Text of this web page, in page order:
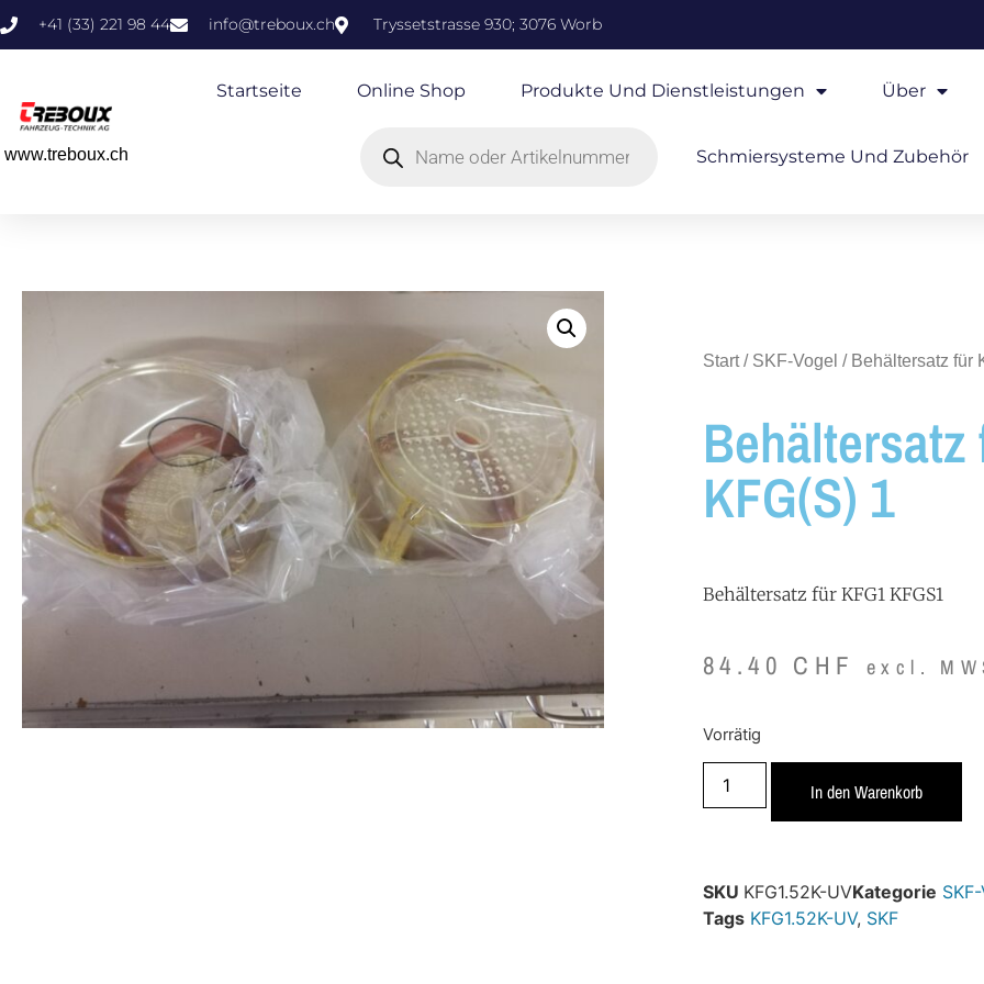
+41 (33) 221 98 44 info@treboux.ch Tryssetstrasse 930; 3076 Worb
www.treboux.ch
Startseite Online Shop Produkte Und Dienstleistungen Über
Schmiersysteme Und Zubehör
Start/ SKF-Vogel / Behältersatz für
Behältersatz
KFG(S) 1
Behältersatz für KFG1 KFGS1
84.40 CHF excl.
Vorrätig
In den Warenkorb
SKU KFG1.52K-UVKategorie
Tags KFG1.52K-UV, SKF